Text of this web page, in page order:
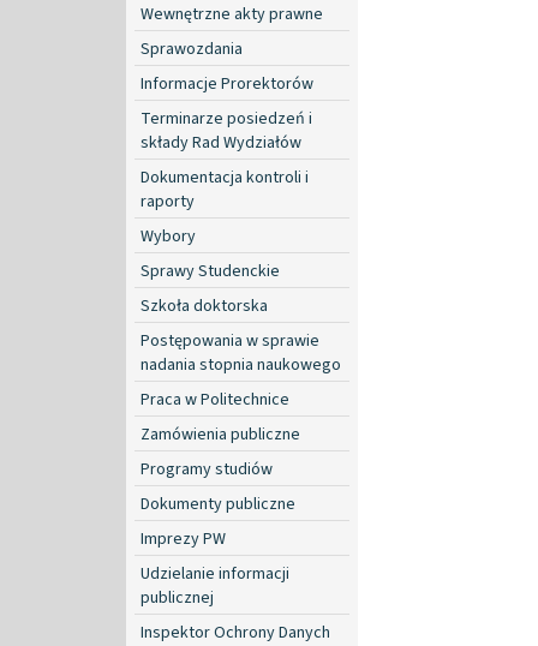
Wewnętrzne akty prawne
Sprawozdania
Informacje Prorektorów
Terminarze posiedzeń i
składy Rad Wydziałów
Dokumentacja kontroli i
raporty
Wybory
Sprawy Studenckie
Szkoła doktorska
Postępowania w sprawie
nadania stopnia naukowego
Praca w Politechnice
Zamówienia publiczne
Programy studiów
Dokumenty publiczne
Imprezy PW
Udzielanie informacji
publicznej
Inspektor Ochrony Danych